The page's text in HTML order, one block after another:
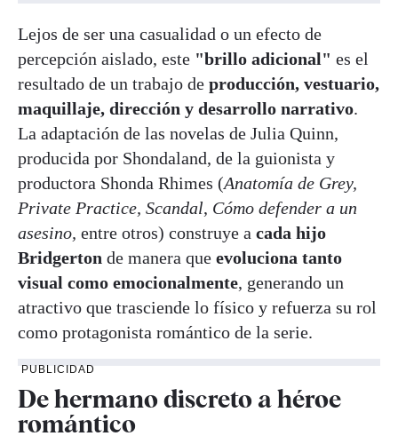
Lejos de ser una casualidad o un efecto de
percepción aislado, este "brillo adicional" es el
resultado de un trabajo de producción, vestuario,
maquillaje, dirección y desarrollo narrativo.
La adaptación de las novelas de Julia Quinn,
producida por Shondaland, de la guionista y
productora Shonda Rhimes (Anatomía de Grey,
Private Practice, Scandal, Cómo defender a un
asesino, entre otros) construye a cada hijo
Bridgerton de manera que evoluciona tanto
visual como emocionalmente, generando un
atractivo que trasciende lo físico y refuerza su rol
como protagonista romántico de la serie.
PUBLICIDAD
De hermano discreto a héroe
romántico